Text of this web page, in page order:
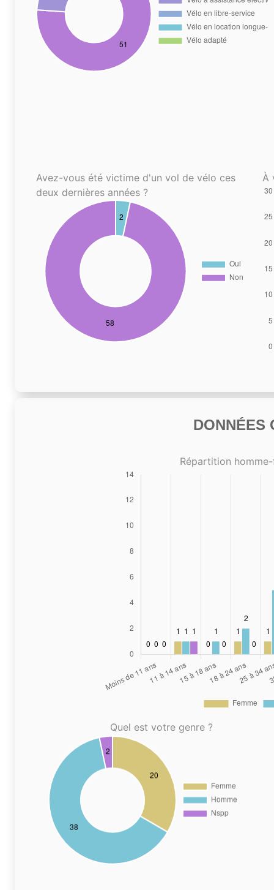
Avez-vous été victime d'un vol de vélo ces
deux dernières années ?
À
DONNÉES
Répartition
Quel est votre genre ?